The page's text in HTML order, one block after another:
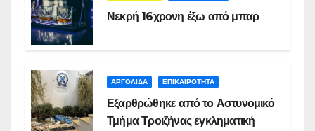
Νεκρή 16χρονη έξω από μπαρ
ΑΡΓΟΛΙΔΑ ΕΠΙΚΑΙΡΟΤΗΤΑ
Εξαρθρώθηκε από το Αστυνομικό
Τμήμα Τροιζήνας εγκληματική